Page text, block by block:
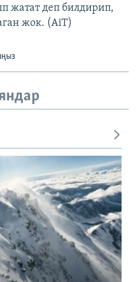
жатат деп билдирип,
жок. (AiT)